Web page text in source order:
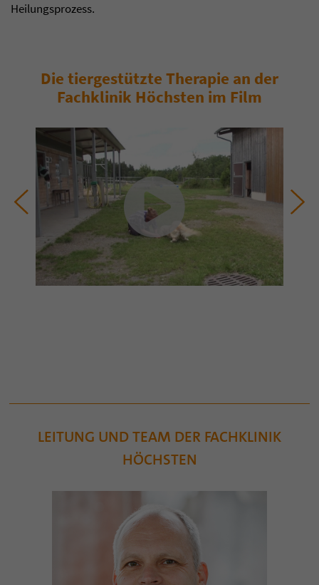
Heilungsprozess.
Die tiergestützte Therapie an der
Fachklinik Höchsten im Film
LEITUNG UND TEAM DER FACHKLINIK
HÖCHSTEN